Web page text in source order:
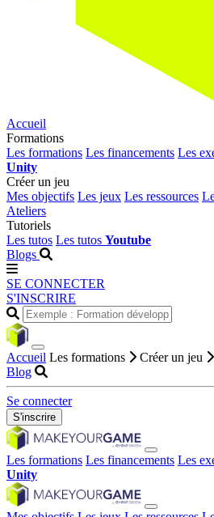
Accueil
Formations
Les formations Les financements Les
Unity
Créer un jeu
Mes objectifs Les jeux Les ressources
Ateliers
Tutoriels
Les tutos Les tutos Youtube
Blogs
SE CONNECTER
S'INSCRIRE
Accueil Les formations Créer un jeu
Blog
Se connecter
S'inscrire
Les formations Les financements Les
Unity